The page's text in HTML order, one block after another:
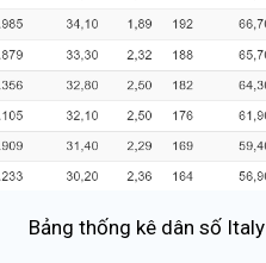
Bảng thống kê dân số Italy